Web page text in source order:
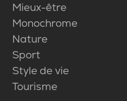
Mieux-être
Monochrome
Nature
Sport
Style de vie
Tourisme